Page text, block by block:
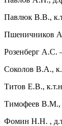
Павлюк В.В.,
Пшеничников
Розенберг А.С.
Соколов В.А.,
Титов Е.В.,
Тимофеев В.М.,
Фомин Н.Н. ,